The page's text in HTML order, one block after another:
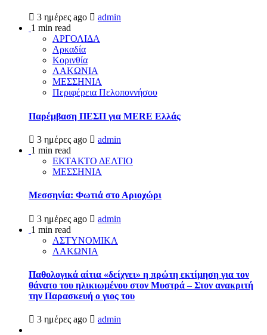
3 ημέρες ago
admin
1 min read
ΑΡΓΟΛΙΔΑ
Αρκαδία
Κορινθία
ΛΑΚΩΝΙΑ
ΜΕΣΣΗΝΙΑ
Περιφέρεια Πελοποννήσου
Παρέμβαση ΠΕΣΠ για MERE Ελλάς
3 ημέρες ago
admin
1 min read
ΕΚΤΑΚΤΟ ΔΕΛΤΙΟ
ΜΕΣΣΗΝΙΑ
Μεσσηνία: Φωτιά στο Αριοχώρι
3 ημέρες ago
admin
1 min read
ΑΣΤΥΝΟΜΙΚΑ
ΛΑΚΩΝΙΑ
Παθολογικά αίτια «δείχνει» η πρώτη εκτίμηση για τον
θάνατο του ηλικιωμένου στον Μυστρά – Στον ανακριτή
την Παρασκευή ο γιος του
3 ημέρες ago admin